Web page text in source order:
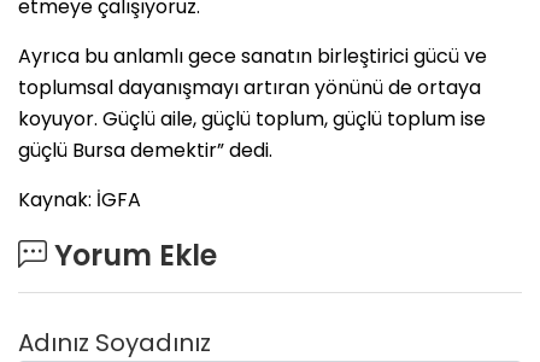
etmeye çalışıyoruz.
Ayrıca bu anlamlı gece sanatın birleştirici gücü ve
toplumsal dayanışmayı artıran yönünü de ortaya
koyuyor. Güçlü aile, güçlü toplum, güçlü toplum ise
güçlü Bursa demektir” dedi.
Kaynak: İGFA
Yorum Ekle
Adınız Soyadınız